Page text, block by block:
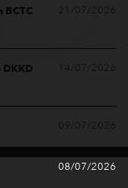
BCTC
21/07/2026
14/07/2026
09/07/2026
08/07/2026